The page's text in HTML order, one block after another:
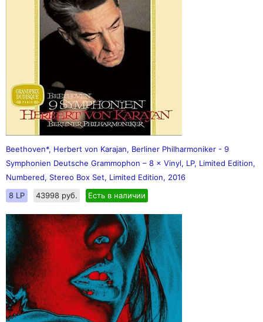
Beethoven*, Herbert von Karajan, Berliner Philharmoniker - 9
Symphonien Deutsche Grammophon ‎– 8 × Vinyl, LP, Limited Edition,
Numbered, Stereo Box Set, Limited Edition, 2016
8 LP
43998 руб. Есть в наличии